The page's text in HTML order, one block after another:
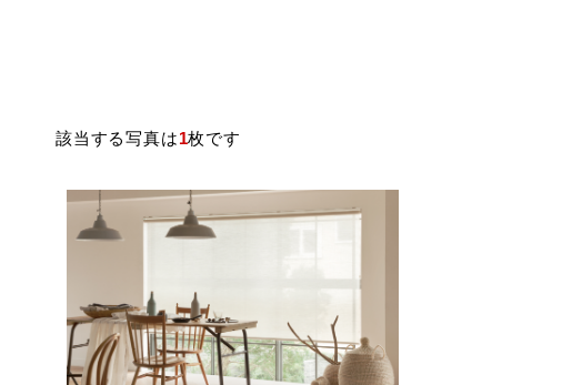
該当する写真は1枚です